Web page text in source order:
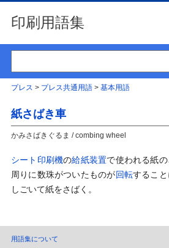
印刷用語集
プレス > プレス共通用語> 基本用語
紙さばき車
かみさばきぐるま / combing wheel
シート印刷機の給紙装置で使われる紙
周りに数珠がついたものが回転するこ
しごいて紙をさばく。
用語集について